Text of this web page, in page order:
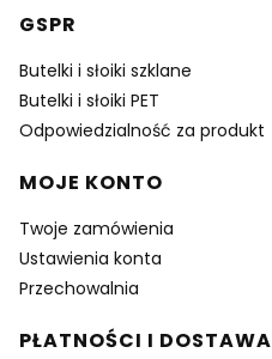
GSPR
Butelki i słoiki szklane
Butelki i słoiki PET
Odpowiedzialność za produkt
MOJE KONTO
Twoje zamówienia
Ustawienia konta
Przechowalnia
PŁATNOŚCI I DOSTAWA